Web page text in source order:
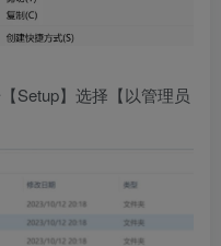
Setup】选择【以管理员